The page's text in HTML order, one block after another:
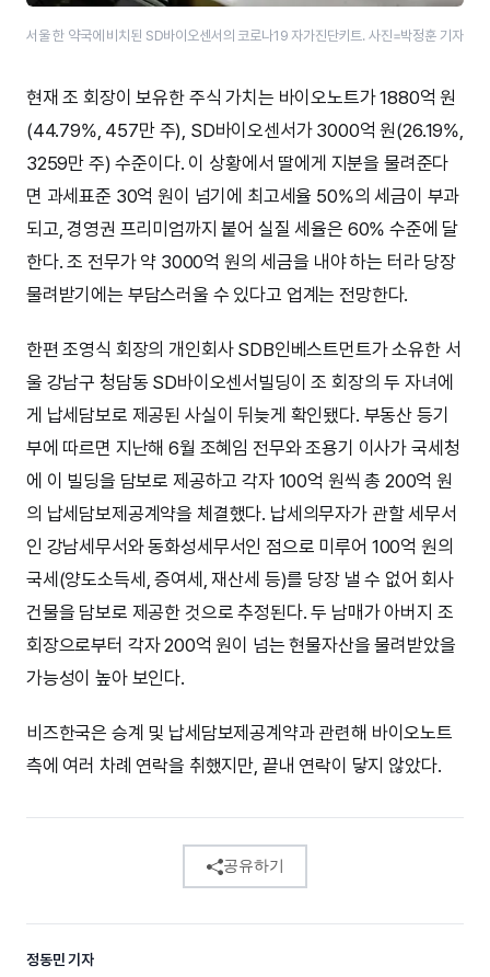
서울 한 약국에 비치된 SD바이오센서의 코로나19 자가진단키트. 사진=박정훈 기자
현재 조 회장이 보유한 주식 가치는 바이오노트가 1880억 원
(44.79%, 457만 주), SD바이오센서가 3000억 원(26.19%,
3259만 주) 수준이다. 이 상황에서 딸에게 지분을 물려준다
면 과세표준 30억 원이 넘기에 최고세율 50%의 세금이 부과
되고, 경영권 프리미엄까지 붙어 실질 세율은 60% 수준에 달
한다. 조 전무가 약 3000억 원의 세금을 내야 하는 터라 당장
물려받기에는 부담스러울 수 있다고 업계는 전망한다.
한편 조영식 회장의 개인회사 SDB인베스트먼트가 소유한 서
울 강남구 청담동 SD바이오센서빌딩이 조 회장의 두 자녀에
게 납세담보로 제공된 사실이 뒤늦게 확인됐다. 부동산 등기
부에 따르면 지난해 6월 조혜임 전무와 조용기 이사가 국세청
에 이 빌딩을 담보로 제공하고 각자 100억 원씩 총 200억 원
의 납세담보제공계약을 체결했다. 납세의무자가 관할 세무서
인 강남세무서와 동화성세무서인 점으로 미루어 100억 원의
국세(양도소득세, 증여세, 재산세 등)를 당장 낼 수 없어 회사
건물을 담보로 제공한 것으로 추정된다. 두 남매가 아버지 조
회장으로부터 각자 200억 원이 넘는 현물자산을 물려받았을
가능성이 높아 보인다.
비즈한국은 승계 및 납세담보제공계약과 관련해 바이오노트
측에 여러 차례 연락을 취했지만, 끝내 연락이 닿지 않았다.
공유하기
정동민 기자